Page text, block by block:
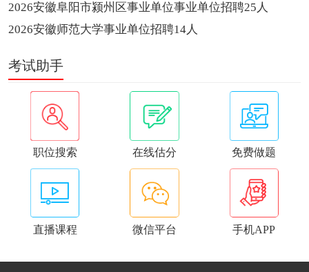
2026安徽阜阳市颍州区事业单位事业单位招聘25人
2026安徽师范大学事业单位招聘14人
考试助手
职位搜索 在线估分 免费做题
直播课程 微信平台 手机APP